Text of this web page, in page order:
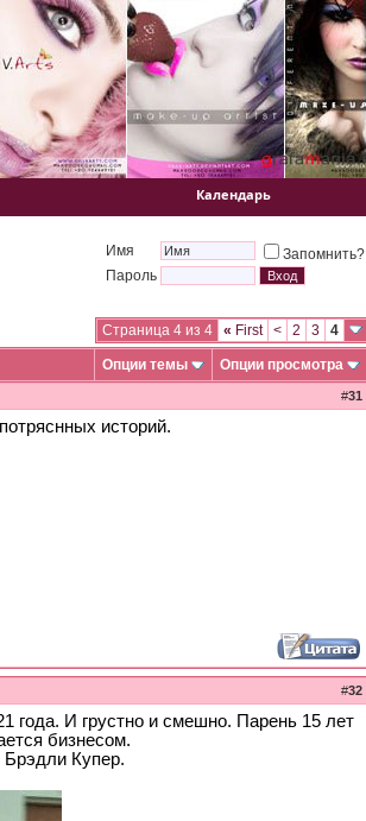
Календарь
Имя
Запомнить?
Пароль
Страница 4 из 4 « First < 2 3 4
Опции темы Опции просмотра
#31
историй.
#32
года. И грустно и смешно. Парень 15 лет
бизнесом.
Купер.